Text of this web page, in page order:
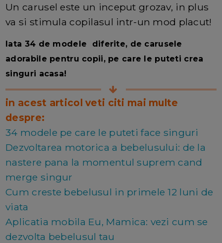
Un carusel este un inceput grozav, in plus
va si stimula copilasul intr-un mod placut!
Iata 34 de modele diferite, de carusele
adorabile pentru copii, pe care le puteti crea
singuri acasa!
in acest articol veti citi mai multe
despre:
34 modele pe care le puteti face singuri
Dezvoltarea motorica a bebelusului: de la
nastere pana la momentul suprem cand
merge singur
Cum creste bebelusul in primele 12 luni de
viata
Aplicatia mobila Eu, Mamica: vezi cum se
dezvolta bebelusul tau